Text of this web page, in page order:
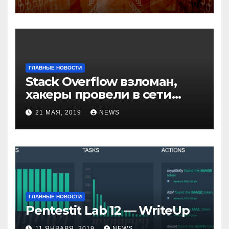
возможные варианты
обхода
ГЛАВНЫЕ НОВОСТИ
Stack Overflow взломан,
хакеры провели в сети
компании неделю
21 МАЯ, 2019 NEWS
ГЛАВНЫЕ НОВОСТИ
Pentestit Lab 12 — WriteUp